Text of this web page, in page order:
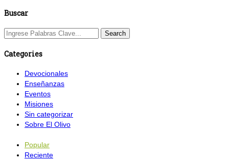
Buscar
Categories
Devocionales
Enseñanzas
Eventos
Misiones
Sin categorizar
Sobre El Olivo
Popular
Reciente